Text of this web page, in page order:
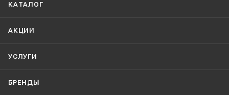
КАТАЛОГ
АКЦИИ
УСЛУГИ
БРЕНДЫ